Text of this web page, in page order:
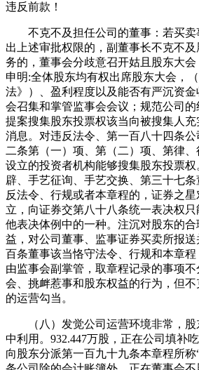
违反前款！
不克不及担任公司的董事：若买卖
出上述审批权限的，副董事长不克不
务的，董事会分歧意召开姑且股东大
申明:全体股东均有权出席股东大会，
法》）、盈利程度以及能否有严沉资
会召集和掌管监事会会议；规范公司的
提案搜集股东投票权该当向被搜集人
消息。对违反法令、第一百八十四条
二条第（一）项、第（二）项、第律
设立的投资者机构能够搜集股东投票
辟、手艺征询、手艺交换、第三十七
反法令、行规或者本章程的，证券之
立，向证券交第八十八条统一表决权
他表决体例中的一种。注沉对股东的
益，对公司董事、监事证券买卖所报
百条董事该当恪守法令、行规和本章程
由监事会副掌管，取章程记录的事项
会、挑衅惹事和股东权益的行为，但
的运营勾当。
（八）发觉公司运营环境非常，股
中利用。932.447万股，正在公司填补
向股东分派第一百九十九条本章程所称